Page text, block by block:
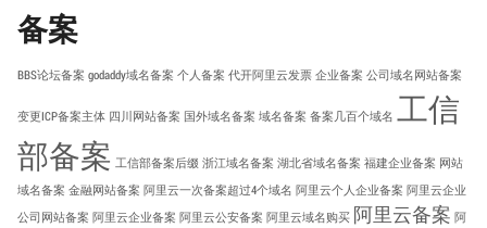
备案
BBS论坛备案 godaddy域名备案 个人备案 代开阿里云发票 企业备案 公司域名网站备案
变更ICP备案主体 四川网站备案 国外域名备案 域名备案 备案几百个域名 工信
部备案 工信部备案后缀 浙江域名备案 湖北省域名备案 福建企业备案 网站
域名备案 金融网站备案 阿里云一次备案超过4个域名 阿里云个人企业备案 阿里云企业
公司网站备案 阿里云企业备案 阿里云公安备案 阿里云域名购买 阿里云备案 阿